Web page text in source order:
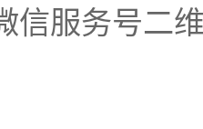
信服务号二